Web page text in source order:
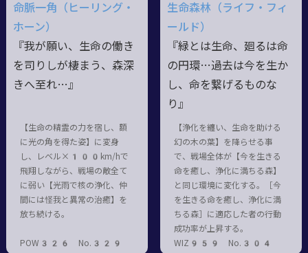
命脈一角（ヒーリング・
ホーン）
『我が願い、生命の働き
を司りしが棲まう、森深
きへ至れ…』
【生命の精霊の力を宿し、額
に光の角を得た姿】に変身
し、レベル×100km/hで
飛翔しながら、戦場の敵全て
に弱い【光雨で核の浄化、仲
間には怪我と異常の治癒】を
放ち続ける。
POW326 No.329
生命森林（ライフ・フィ
ールド）
『緑とは生命、廻るは命
の円環…過去は今を生か
し、命を繋げるものな
り』
【浄化を纏い、生命を助ける
幻の木の葉】を降らせる事
で、戦場全体が【今を生きる
命を癒し、浄化に満ちる森】
と同じ環境に変化する。［今
を生きる命を癒し、浄化に満
ちる森］に適応した者の行動
成功率が上昇する。
WIZ959 No.304